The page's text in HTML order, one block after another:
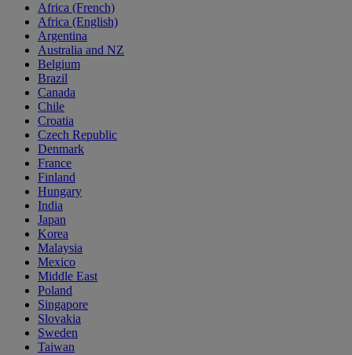
Africa (French)
Africa (English)
Argentina
Australia and NZ
Belgium
Brazil
Canada
Chile
Croatia
Czech Republic
Denmark
France
Finland
Hungary
India
Japan
Korea
Malaysia
Mexico
Middle East
Poland
Singapore
Slovakia
Sweden
Taiwan